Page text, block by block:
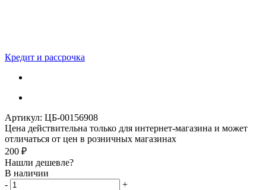
Кредит и рассрочка
Артикул: ЦБ-00156908
Цена действительна только для интернет-магазина и может
отличаться от цен в розничных магазинах
200 ₽
Нашли дешевле?
В наличии
-
+